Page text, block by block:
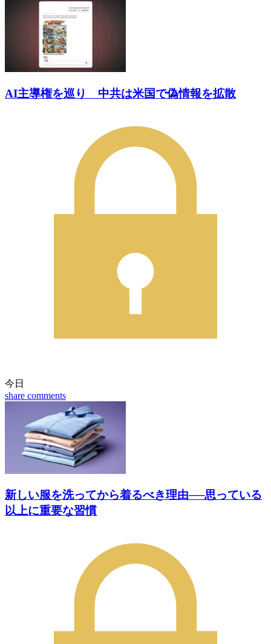
AI主導権を巡り 中共は米国で偽情報を拡散
今日
share comments
新しい服を洗ってから着るべき理由──思っている
以上に重要な習慣